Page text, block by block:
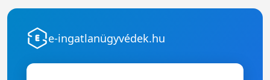
e-ingatlanügyvédek.hu